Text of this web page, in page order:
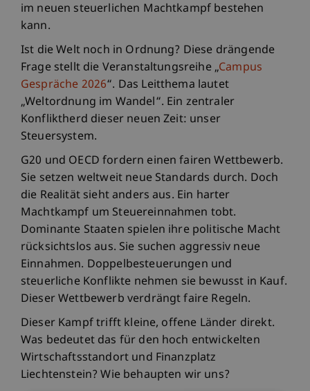
im neuen steuerlichen Machtkampf bestehen
kann.
Ist die Welt noch in Ordnung? Diese drängende
Frage stellt die Veranstaltungsreihe „Campus
Gespräche 2026“. Das Leitthema lautet
„Weltordnung im Wandel“. Ein zentraler
Konfliktherd dieser neuen Zeit: unser
Steuersystem.
G20 und OECD fordern einen fairen Wettbewerb.
Sie setzen weltweit neue Standards durch. Doch
die Realität sieht anders aus. Ein harter
Machtkampf um Steuereinnahmen tobt.
Dominante Staaten spielen ihre politische Macht
rücksichtslos aus. Sie suchen aggressiv neue
Einnahmen. Doppelbesteuerungen und
steuerliche Konflikte nehmen sie bewusst in Kauf.
Dieser Wettbewerb verdrängt faire Regeln.
Dieser Kampf trifft kleine, offene Länder direkt.
Was bedeutet das für den hoch entwickelten
Wirtschaftsstandort und Finanzplatz
Liechtenstein? Wie behaupten wir uns?